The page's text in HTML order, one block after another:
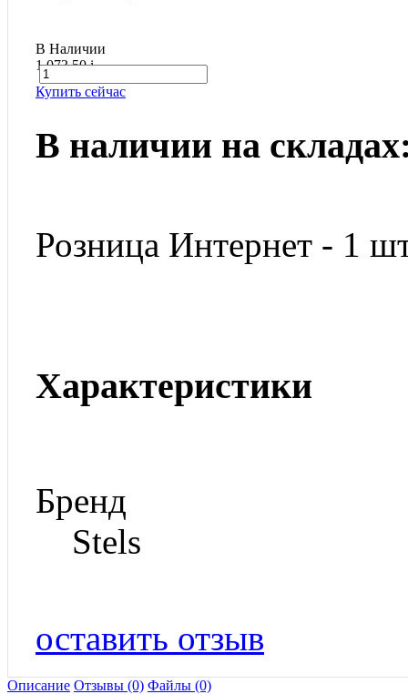
В Наличии
1 073.50i
Купить сейчас
В наличии на
Розница Интернет - 1
Характеристики
Бренд
Stels
оставить отзыв
Описание Отзывы (0) Файлы (0)